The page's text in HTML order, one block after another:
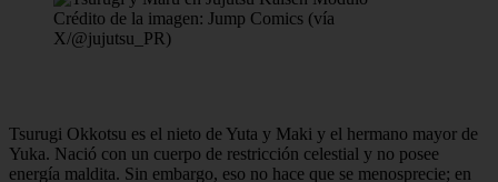
Crédito de la imagen: Jump Comics (vía
X/@jujutsu_PR)
Tsurugi Okkotsu es el nieto de Yuta y Maki y el hermano mayor de
Yuka. Nació con un cuerpo de restricción celestial y no posee
energía maldita. Sin embargo, eso no hace que se menosprecie; en